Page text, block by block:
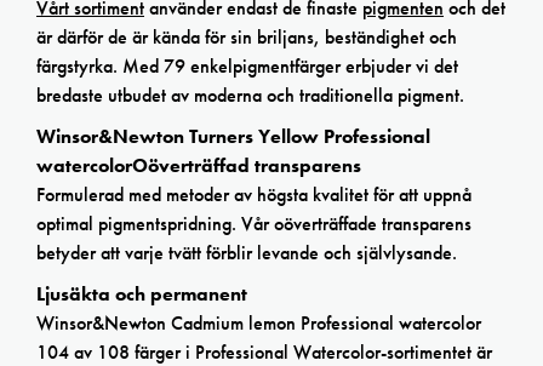
Vårt sortimentanvänder endast de finaste pigmenten och det
är därför de är kända för sin briljans, beständighet och
färgstyrka. Med 79 enkelpigmentfärger erbjuder vi det
bredaste utbudet av moderna och traditionella pigment.
Winsor&Newton Turners Yellow Professional
watercolorOöverträffad transparens
Formulerad med metoder av högsta kvalitet för att uppnå
optimal pigmentspridning. Vår oöverträffade transparens
betyder att varje tvätt förblir levande och självlysande.
Ljusäkta och permanent
Winsor&Newton Cadmium lemon Professional watercolor
104 av 108 färger i Professional Watercolor-sortimentet är